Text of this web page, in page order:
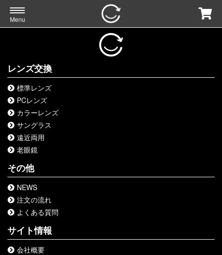
Menu
レンズ交換
標準レンズ
PCレンズ
カラーレンズ
サングラス
遠近両用
老眼鏡
その他
NEWS
注文の流れ
よくある質問
サイト情報
会社概要